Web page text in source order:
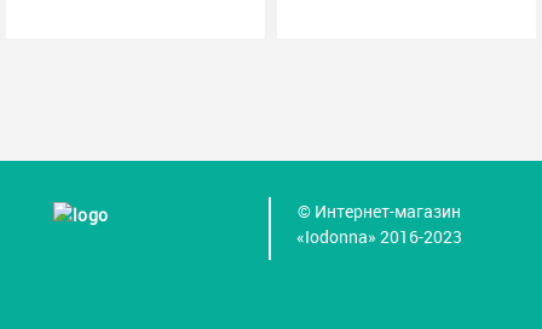
© Интернет-магазин
«Iodonna» 2016-2023